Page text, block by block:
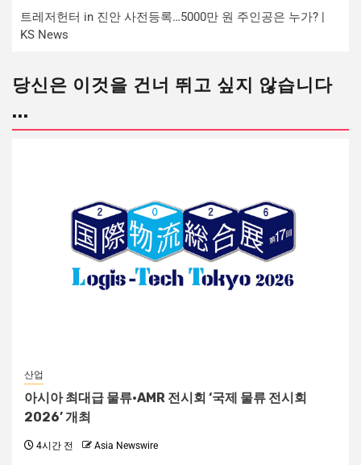
트레저헌터 in 진안 사전등록…5000만 원 주인공은 누가? |
KS News
당신은 이것을 건너 뛰고 싶지 않습니다
...
산업
아시아 최대급 물류·AMR 전시회 ‘국제 물류 전시회
2026’ 개최
4시간 전 Asia Newswire